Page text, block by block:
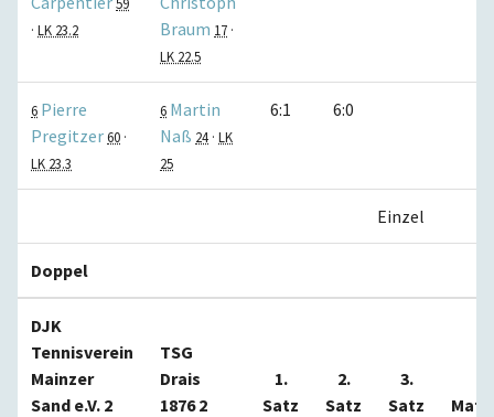
· LK 23.2
Braum 17 ·
LK 22.5
6 Pierre
Pregitzer60 ·
LK 23.3
6 Martin
Naß 24 · LK
25
6:1 6:0
Einzel
Doppel
DJK
Tennisverein
Mainzer
Sand e.V. 2
TSG
Drais
1876 2
1.
Satz
2.
Satz
3.
Satz